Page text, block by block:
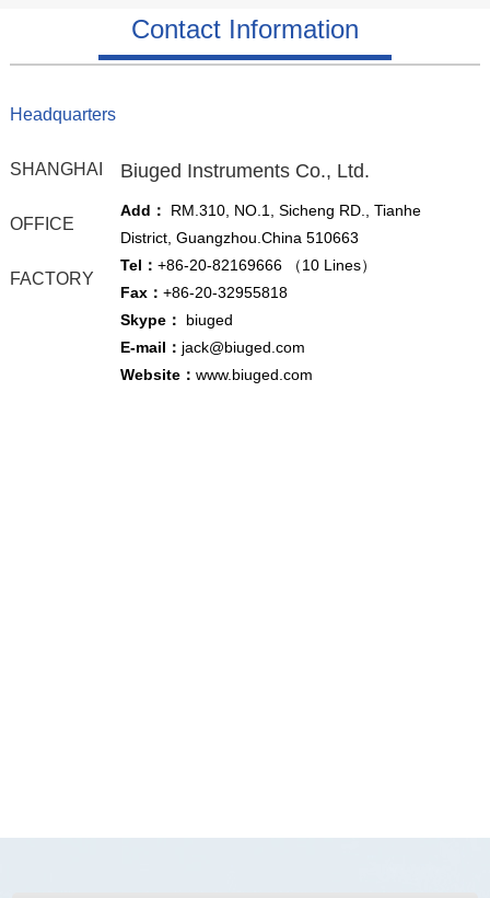
Contact Information
Headquarters
SHANGHAI
OFFICE
FACTORY
Biuged Instruments Co., Ltd.
Add： RM.310, NO.1, Sicheng RD., Tianhe
District, Guangzhou.China 510663
Tel： +86-20-82169666 （10 Lines）
Fax： +86-20-32955818
Skype：
biuged
E-mail： jack@biuged.com
Website： www.biuged.com